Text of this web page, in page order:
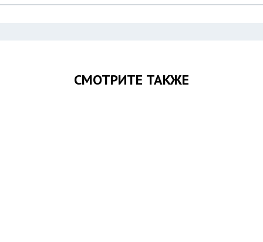
СМОТРИТЕ ТАКЖЕ